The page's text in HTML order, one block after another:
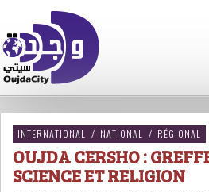
INTERNATIONAL / NATIONAL / RÉGIONAL
OUJDA CERSHO :
SCIENCE ET RELIGION